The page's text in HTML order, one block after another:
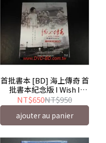
首批書本 [BD] 海上傳奇 首
批書本紀念版 I Wish I
Knew - 賈樟柯作品 - 上海
的美麗傳說
NT$650NT$950
ajouter au panier